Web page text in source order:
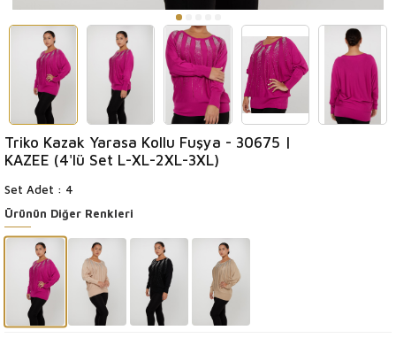
Triko Kazak Yarasa Kollu Fuşya - 30675 |
KAZEE (4'lü Set L-XL-2XL-3XL)
Set Adet : 4
Ürünün Diğer Renkleri